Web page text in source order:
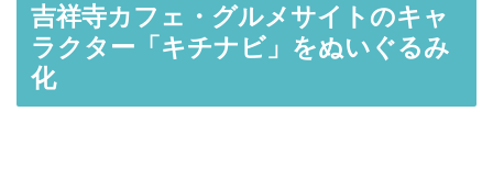
吉祥寺カフェ・グルメサイトのキャ
ラクター「キチナビ」をぬいぐるみ
化